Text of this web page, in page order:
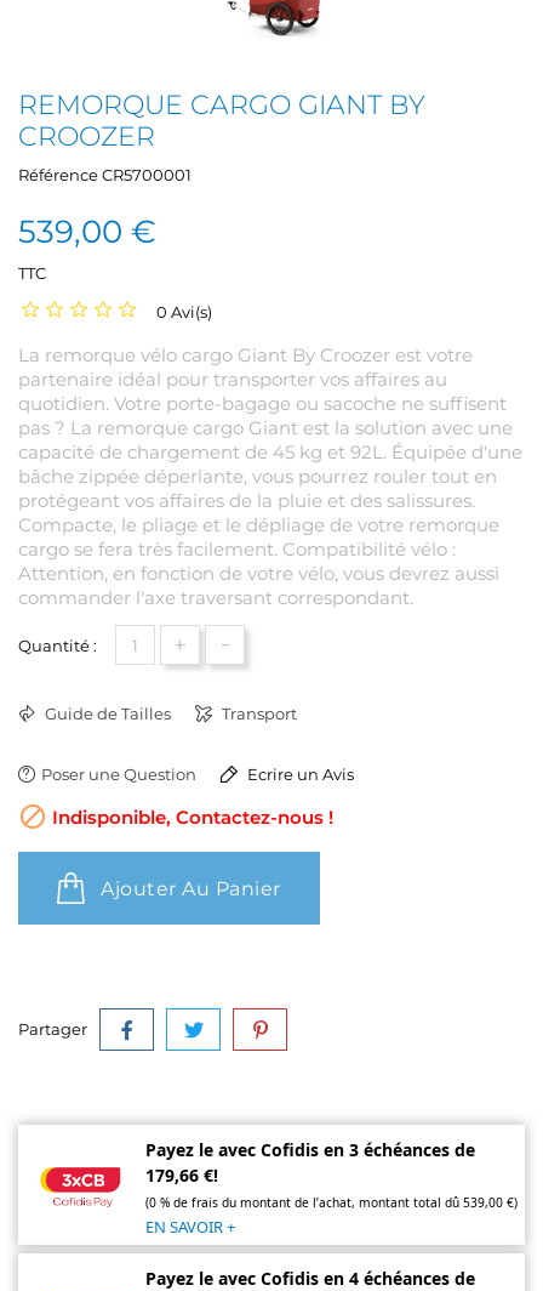
REMORQUE CARGO GIANT BY
CROOZER
RéférenceCR5700001
539,00 €
TTC
0 Avi(s)
La remorque vélo cargo Giant By Croozer est votre
partenaire idéal pour transporter vos affaires au
quotidien. Votre porte-bagage ou sacoche ne suffisent
pas ? La remorque cargo Giant est la solution avec une
capacité de chargement de 45 kg et 92L. Équipée d'une
bâche zippée déperlante, vous pourrez rouler tout en
protégeant vos affaires de la pluie et des salissures.
Compacte, le pliage et le dépliage de votre remorque
cargo se fera très facilement. Compatibilité vélo :
Attention, en fonction de votre vélo, vous devrez aussi
commander l'axe traversant correspondant.
Quantité : + -
Guide de Tailles Transport
Poser une Question Ecrire un Avis
 Indisponible, Contactez-nous !
Ajouter Au Panier
Partager
Payez le avec Cofidis en 3 échéances de
179,66 €!
(0 % de frais du montant de l’achat, montant total dû 539,00 €)
EN SAVOIR +
Payez le avec Cofidis en 4 échéances de